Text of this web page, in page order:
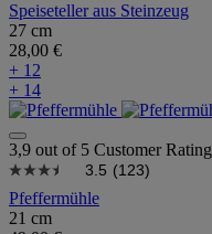
Speiseteller aus Steinzeug
27 cm
28,00 €
+ 12
+ 14
3,9 out of 5 Customer Rating
3.5 (123)
Pfeffermühle
21 cm